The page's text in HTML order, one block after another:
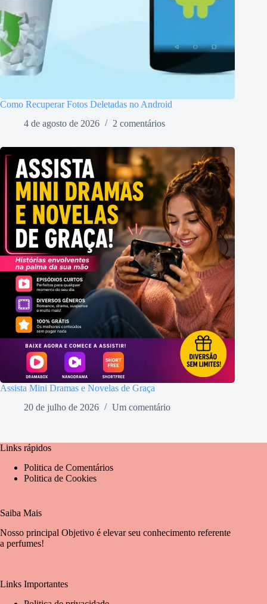
Como Recuperar Fotos Deletadas no Android
4 de agosto de 2026
2 comentários
Assista Mini Dramas e Novelas de Graça
20 de julho de 2026
Um comentário
Links rápidos
Politica de Comentários
Politica de Cookies
Saiba Mais
Nosso principal Objetivo é elevar seu conhecimento referente
a perfumes!
Links Importantes